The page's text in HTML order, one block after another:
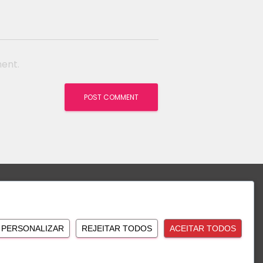
Us
PERSONALIZAR REJEITAR TODOS ACEITAR TODOS